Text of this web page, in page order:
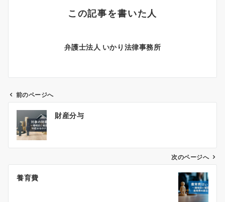
この記事を書いた人
弁護士法人 いかり法律事務所
ビ
前のページへ
財産分与
次のページへ
養育費